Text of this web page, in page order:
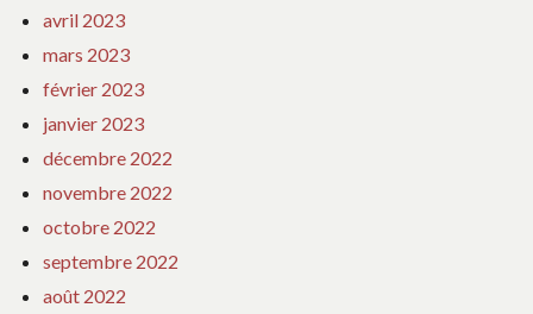
avril 2023
mars 2023
février 2023
janvier 2023
décembre 2022
novembre 2022
octobre 2022
septembre 2022
août 2022